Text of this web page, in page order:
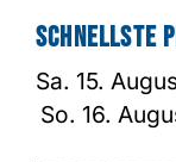
Schnellste
Sa. 15.
So. 16.